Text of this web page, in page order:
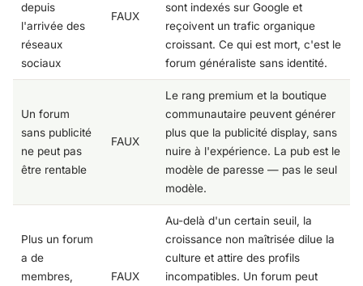
depuis
l'arrivée des
réseaux
sociaux
FAUX
sont indexés sur Google et
reçoivent un trafic organique
croissant. Ce qui est mort, c'est le
forum généraliste sans identité.
Un forum
sans publicité
ne peut pas
être rentable
FAUX
Le rang premium et la boutique
communautaire peuvent générer
plus que la publicité display, sans
nuire à l'expérience. La pub est le
modèle de paresse — pas le seul
modèle.
Plus un forum
a de
membres,
FAUX
Au-delà d'un certain seuil, la
croissance non maîtrisée dilue la
culture et attire des profils
incompatibles. Un forum peut